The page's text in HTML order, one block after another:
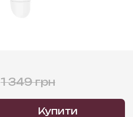
1 349 грн
Купити